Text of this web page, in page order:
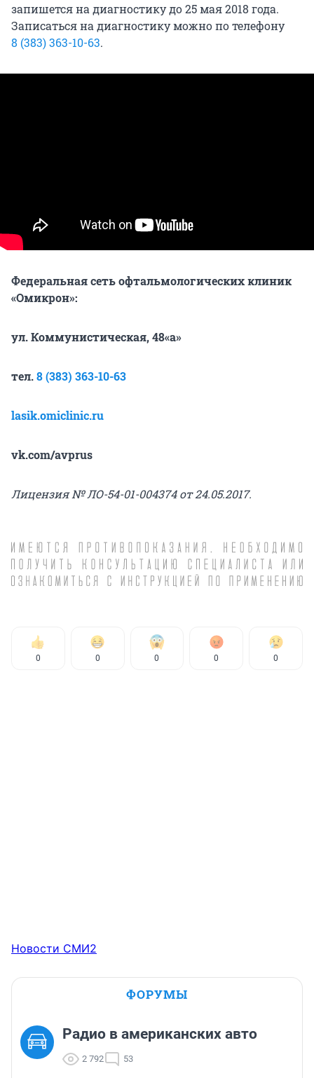
запишется на диагностику до 25 мая 2018 года.
Записаться на диагностику можно по телефону
8 (383) 363-10-63.
Федеральная сеть офтальмологических клиник
«Омикрон»:
ул. Коммунистическая, 48«а»
тел.8 (383) 363-10-63
lasik.omiclinic.ru
vk.com/avprus
Лицензия № ЛО-54-01-004374 от 24.05.2017.
0 0 0 0 0
Новости СМИ2
ФОРУМЫ
Радио в американских авто
2 792 53